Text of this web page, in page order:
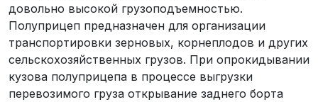
довольно высокой грузоподъемностью.
Полуприцеп предназначен для организации
транспортировки зерновых, корнеплодов и других
сельскохозяйственных грузов. При опрокидывании
кузова полуприцепа в процессе выгрузки
перевозимого груза открывание заднего борта